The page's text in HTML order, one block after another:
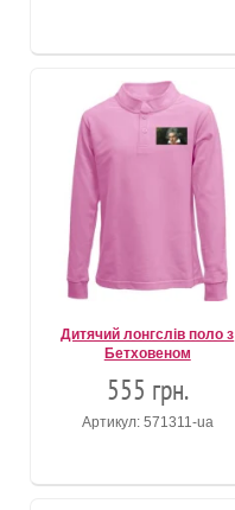
Дитячий лонгслів поло з
Бетховеном
555 грн.
Артикул: 571311-ua